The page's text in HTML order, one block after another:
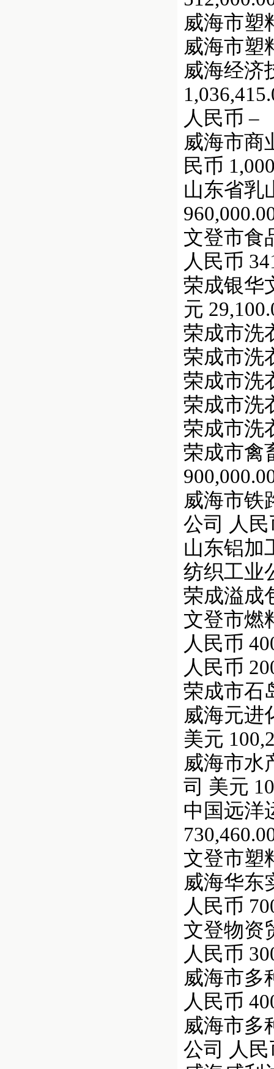
威海市塑
威海市塑
威海经济
人民币 –
威海市商
民币
山东省乳
文登市食
人民币
荣成银华
元
荣成市洗
荣成市洗
荣成市洗
荣成市洗
荣成市洗
荣成市禽
威海市铁
公司 人民
山东铝加
纺织工业
荣成溢成
文登市燃
人民币
人民币
荣成市石
威海元进
美元
威海市水
司 美元
中国远洋
文登市塑
威海华东
人民币
文登物资
人民币
威海市多
人民币
威海市多
公司 人民